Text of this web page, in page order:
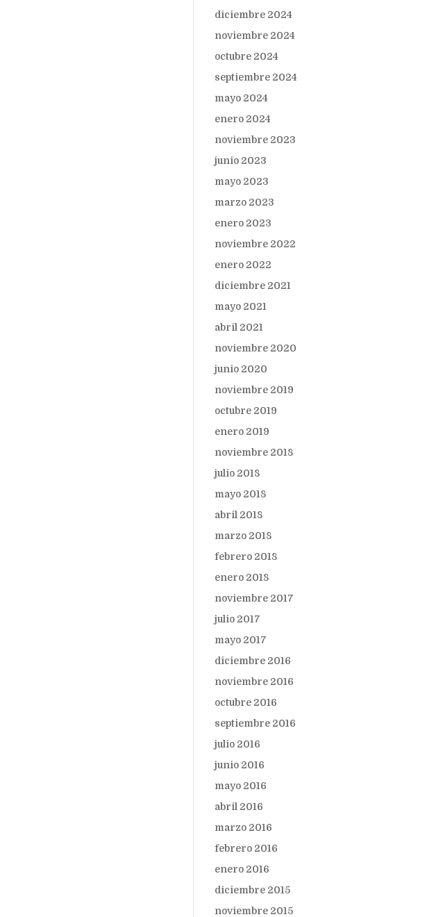
diciembre 2024
noviembre 2024
octubre 2024
septiembre 2024
mayo 2024
enero 2024
noviembre 2023
junio 2023
mayo 2023
marzo 2023
enero 2023
noviembre 2022
enero 2022
diciembre 2021
mayo 2021
abril 2021
noviembre 2020
junio 2020
noviembre 2019
octubre 2019
enero 2019
noviembre 2018
julio 2018
mayo 2018
abril 2018
marzo 2018
febrero 2018
enero 2018
noviembre 2017
julio 2017
mayo 2017
diciembre 2016
noviembre 2016
octubre 2016
septiembre 2016
julio 2016
junio 2016
mayo 2016
abril 2016
marzo 2016
febrero 2016
enero 2016
diciembre 2015
noviembre 2015